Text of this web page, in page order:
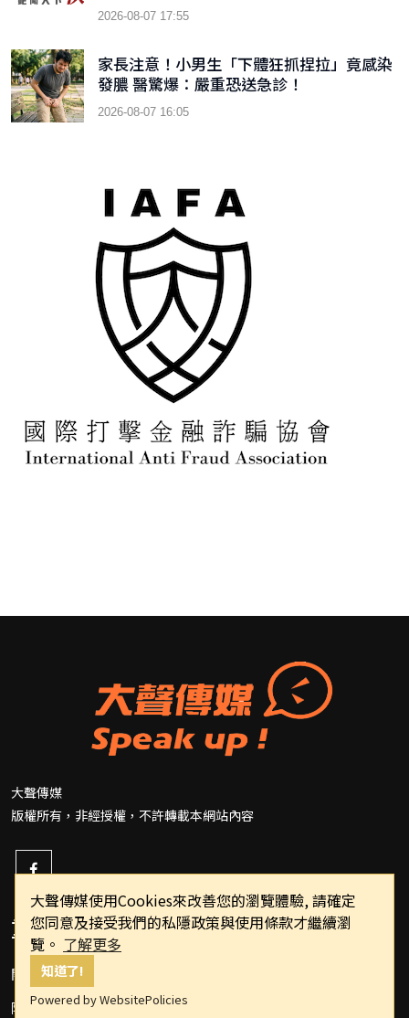
大聲傳媒使用Cookies來改善您的瀏覽體驗, 請確定
您同意及接受我們的私隱政策與使用條款才繼續瀏
覽。 了解更多
知道了!
Powered by WebsitePolicies
2026-08-07 17:55
家長注意！小男生「下體狂抓捏拉」竟感染
發膿 醫驚爆：嚴重恐送急診！
2026-08-07 16:05
大聲傳媒
版權所有，非經授權，不許轉載本網站內容
重要連結
關於我們
隱私權政策